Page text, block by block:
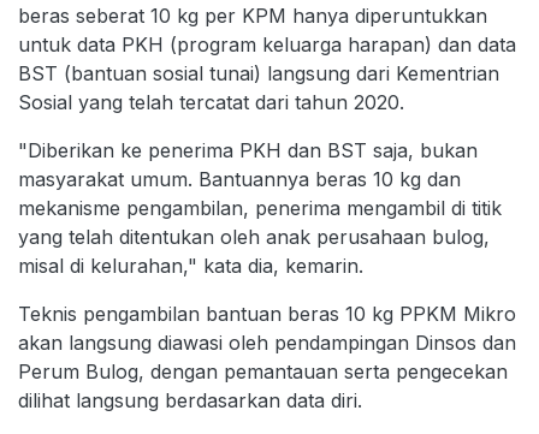
beras seberat 10 kg per KPM hanya diperuntukkan
untuk data PKH (program keluarga harapan) dan data
BST (bantuan sosial tunai) langsung dari Kementrian
Sosial yang telah tercatat dari tahun 2020.
"Diberikan ke penerima PKH dan BST saja, bukan
masyarakat umum. Bantuannya beras 10 kg dan
mekanisme pengambilan, penerima mengambil di titik
yang telah ditentukan oleh anak perusahaan bulog,
misal di kelurahan," kata dia, kemarin.
Teknis pengambilan bantuan beras 10 kg PPKM Mikro
akan langsung diawasi oleh pendampingan Dinsos dan
Perum Bulog, dengan pemantauan serta pengecekan
dilihat langsung berdasarkan data diri.